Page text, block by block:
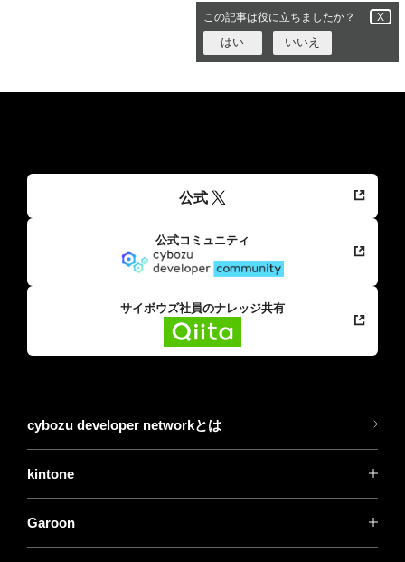
この記事は役に立ちましたか？ X
はい いいえ
公式
公式コミュニティ
サイボウズ社員のナレッジ共有
cybozu developer networkとは
kintone
Garoon